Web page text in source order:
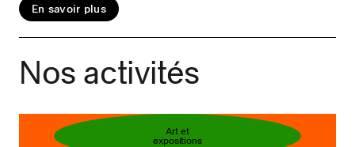
Réservez votre billet
En savoir plus
En savoir plus
Nos activités
Art et
expositions